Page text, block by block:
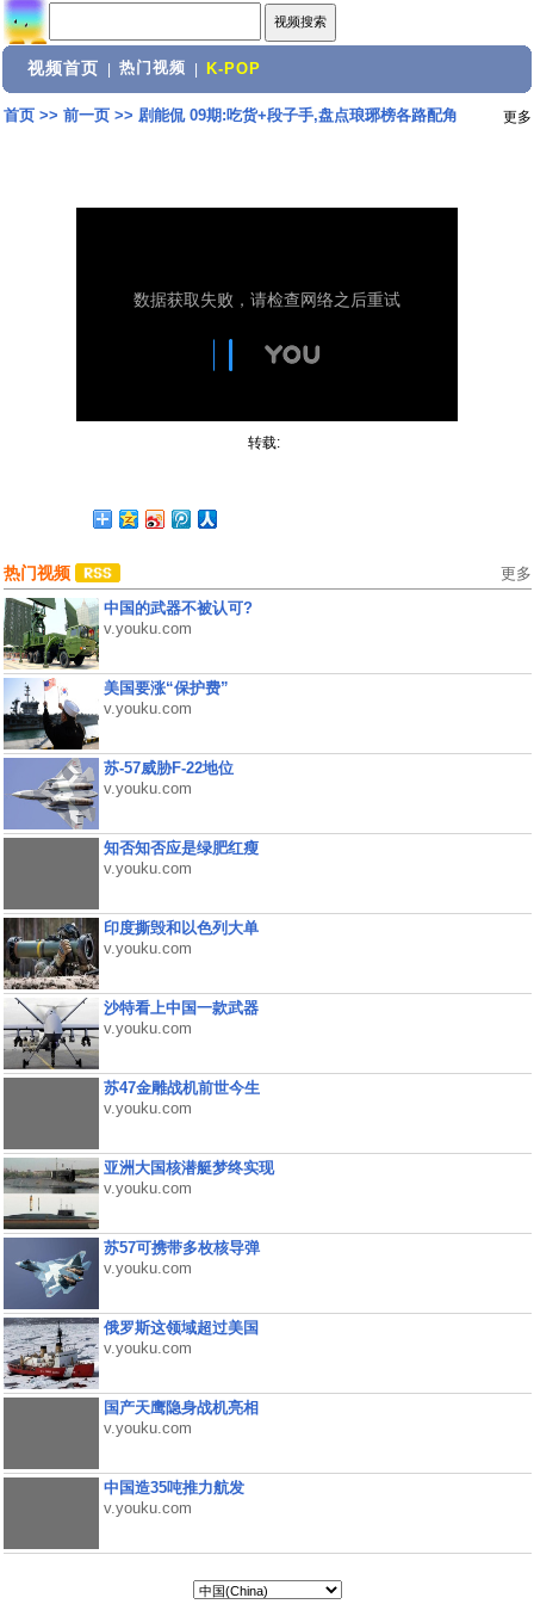
视频首页 热门视频 K-POP
首页>> 前一页>> 剧能侃 09期:吃货+段子手,盘点琅琊榜各路配角 更多
转载:
热门视频 更多
中国的武器不被认可?
v.youku.com
美国要涨“保护费”
v.youku.com
苏-57威胁F-22地位
v.youku.com
知否知否应是绿肥红瘦
v.youku.com
印度撕毁和以色列大单
v.youku.com
沙特看上中国一款武器
v.youku.com
苏47金雕战机前世今生
v.youku.com
亚洲大国核潜艇梦终实现
v.youku.com
苏57可携带多枚核导弹
v.youku.com
俄罗斯这领域超过美国
v.youku.com
国产天鹰隐身战机亮相
v.youku.com
中国造35吨推力航发
v.youku.com